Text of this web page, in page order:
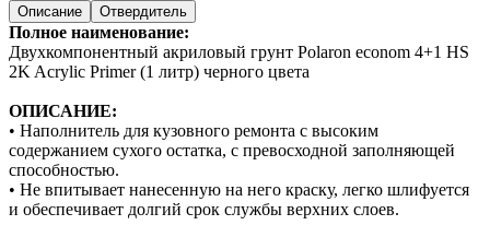
Описание Отвердитель
Полное наименование:
Двухкомпонентный акриловый грунт Polaron econom 4+1 HS
2K Acrylic Primer (1 литр) черного цвета
ОПИСАНИЕ:
• Наполнитель для кузовного ремонта с высоким
содержанием сухого остатка, с превосходной заполняющей
способностью.
• Не впитывает нанесенную на него краску, легко шлифуется
и обеспечивает долгий срок службы верхних слоев.